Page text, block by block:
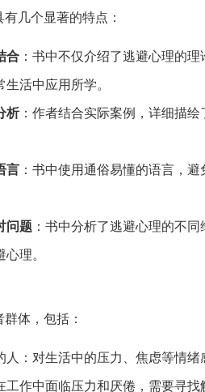
有几个显著的特点：
合 ：书中不仅介绍了逃避心理的
生活中应用所学。
析：作者结合实际案例，详细描
言 ：书中使用通俗易懂的语言，
问题 ：书中分析了逃避心理的不
理。
体，包括：
人：对生活中的压力、焦虑等情绪
工作中面临压力和厌倦，需要寻找